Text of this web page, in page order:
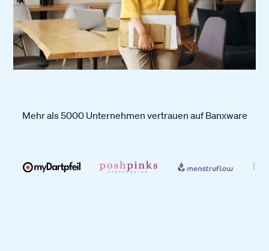
Mehr als 5000 Unternehmen vertrauen auf Banxware